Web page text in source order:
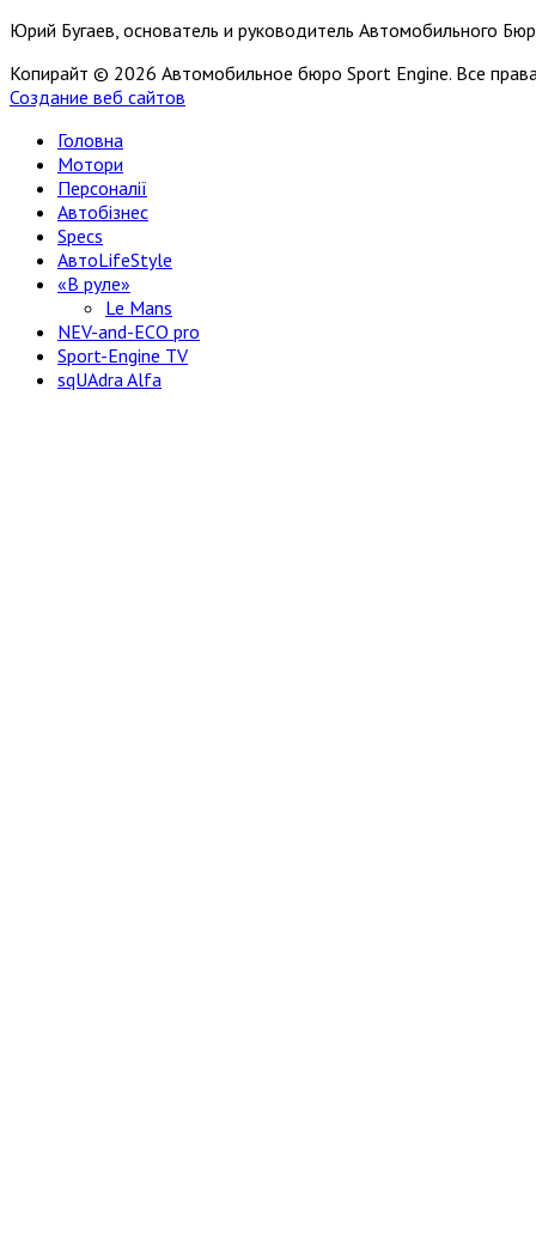
Юрий Бугаев, основатель и руководитель Автомобильного
Копирайт © 2026 Автомобильное бюро Sport Engine. Все
Создание веб сайтов
Головна
Мотори
Персоналії
Автобізнес
Specs
АвтоLifeStyle
«В руле»
Le Mans
NEV-and-ECO pro
Sport-Engine TV
sqUAdra Alfa